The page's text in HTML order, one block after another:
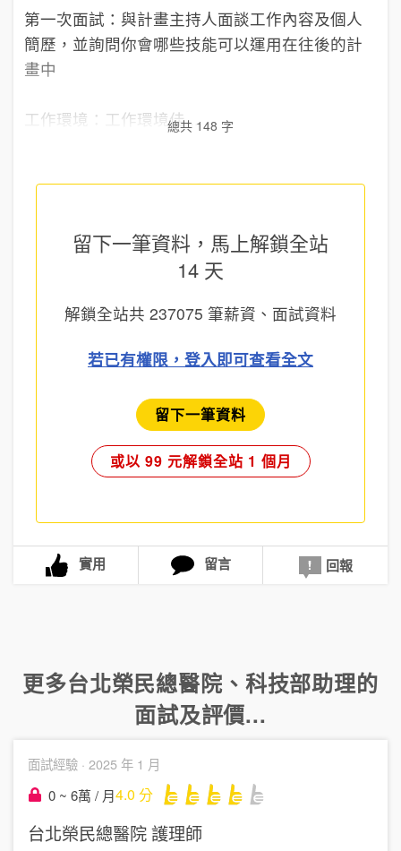
第一次面試：與計畫主持人面談工作內容及個人
簡歷，並詢問你會哪些技能可以運用在往後的計
畫中
工作環境：工作環境佳...總共 148 字
留下一筆資料，馬上解鎖全站
14 天
解鎖全站共 237075 筆薪資、面試資料
若已有權限，登入即可查看全文
留下一筆資料
或以 99 元解鎖全站 1 個月
實用 留言 回報
更多台北榮民總醫院、 科技部助理的
面試及評價...
面試經驗 · 2025 年 1 月
0 ~ 6萬 / 月4.0 分
台北榮民總醫院護理師